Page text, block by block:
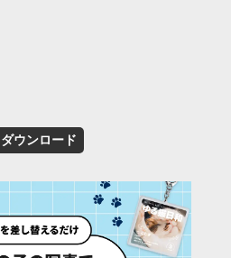
ダウンロード